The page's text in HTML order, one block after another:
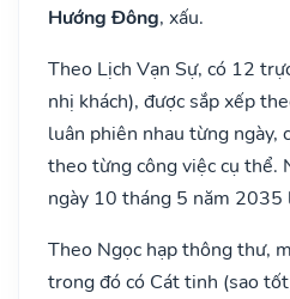
Hướng Đông, xấu.
Theo Lịch Vạn Sự, có 12
nhị khách), được sắp xếp
luân phiên nhau từng ngày,
theo từng công việc cụ thể.
ngày 10 tháng 5 năm 2035
Theo Ngọc hạp thông thư,
trong đó có Cát tinh (sao